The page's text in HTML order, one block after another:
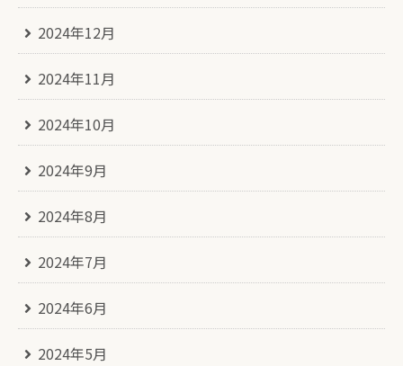
2024年12月
2024年11月
2024年10月
2024年9月
2024年8月
2024年7月
2024年6月
2024年5月